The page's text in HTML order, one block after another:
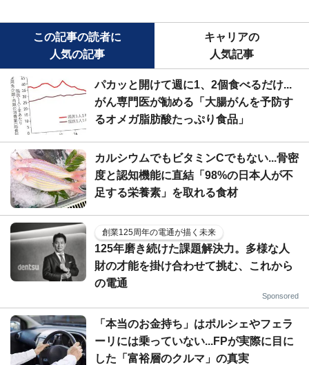
この記事の読者に
人気の記事
キャリアの
人気記事
パカッと開けて週に1、2個食べるだけ...
がん専門医が勧める「大腸がんを予防す
るオメガ脂肪酸たっぷり食品」
カルシウムでもビタミンCでもない...骨密
度と認知機能に直結「98%の日本人が不
足する栄養素」を取れる食材
創業125周年の電通が描く未来
125年磨き続けた課題解決力。多様な人
財の才能を掛け合わせて挑む、これから
の電通
Sponsored
「本当のお金持ち」はポルシェやフェラ
ーリには乗っていない...FPが実際に目に
した「富裕層のクルマ」の真実